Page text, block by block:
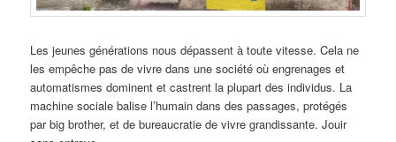
Les jeunes générations nous dépassent à toute vitesse. Cela ne
les empêche pas de vivre dans une société où engrenages et
automatismes dominent et castrent la plupart des individus. La
machine sociale balise l’humain dans des passages, protégés
par big brother, et de bureaucratie de vivre grandissante. Jouir